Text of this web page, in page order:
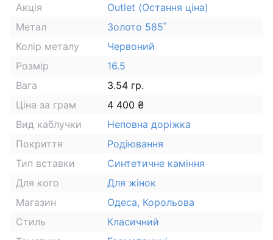
Акція
Outlet (Остання ціна)
Метал
Золото 585˚
Колір металу
Червоний
Розмір
16.5
Вага
3.54 гр.
Ціна за грам
4 400 ₴
Вид каблучки
Неповна доріжка
Покриття
Родіювання
Тип вставки
Синтетичне каміння
Для кого
Для жінок
Магазин
Одеса, Корольова
Стиль
Класичний